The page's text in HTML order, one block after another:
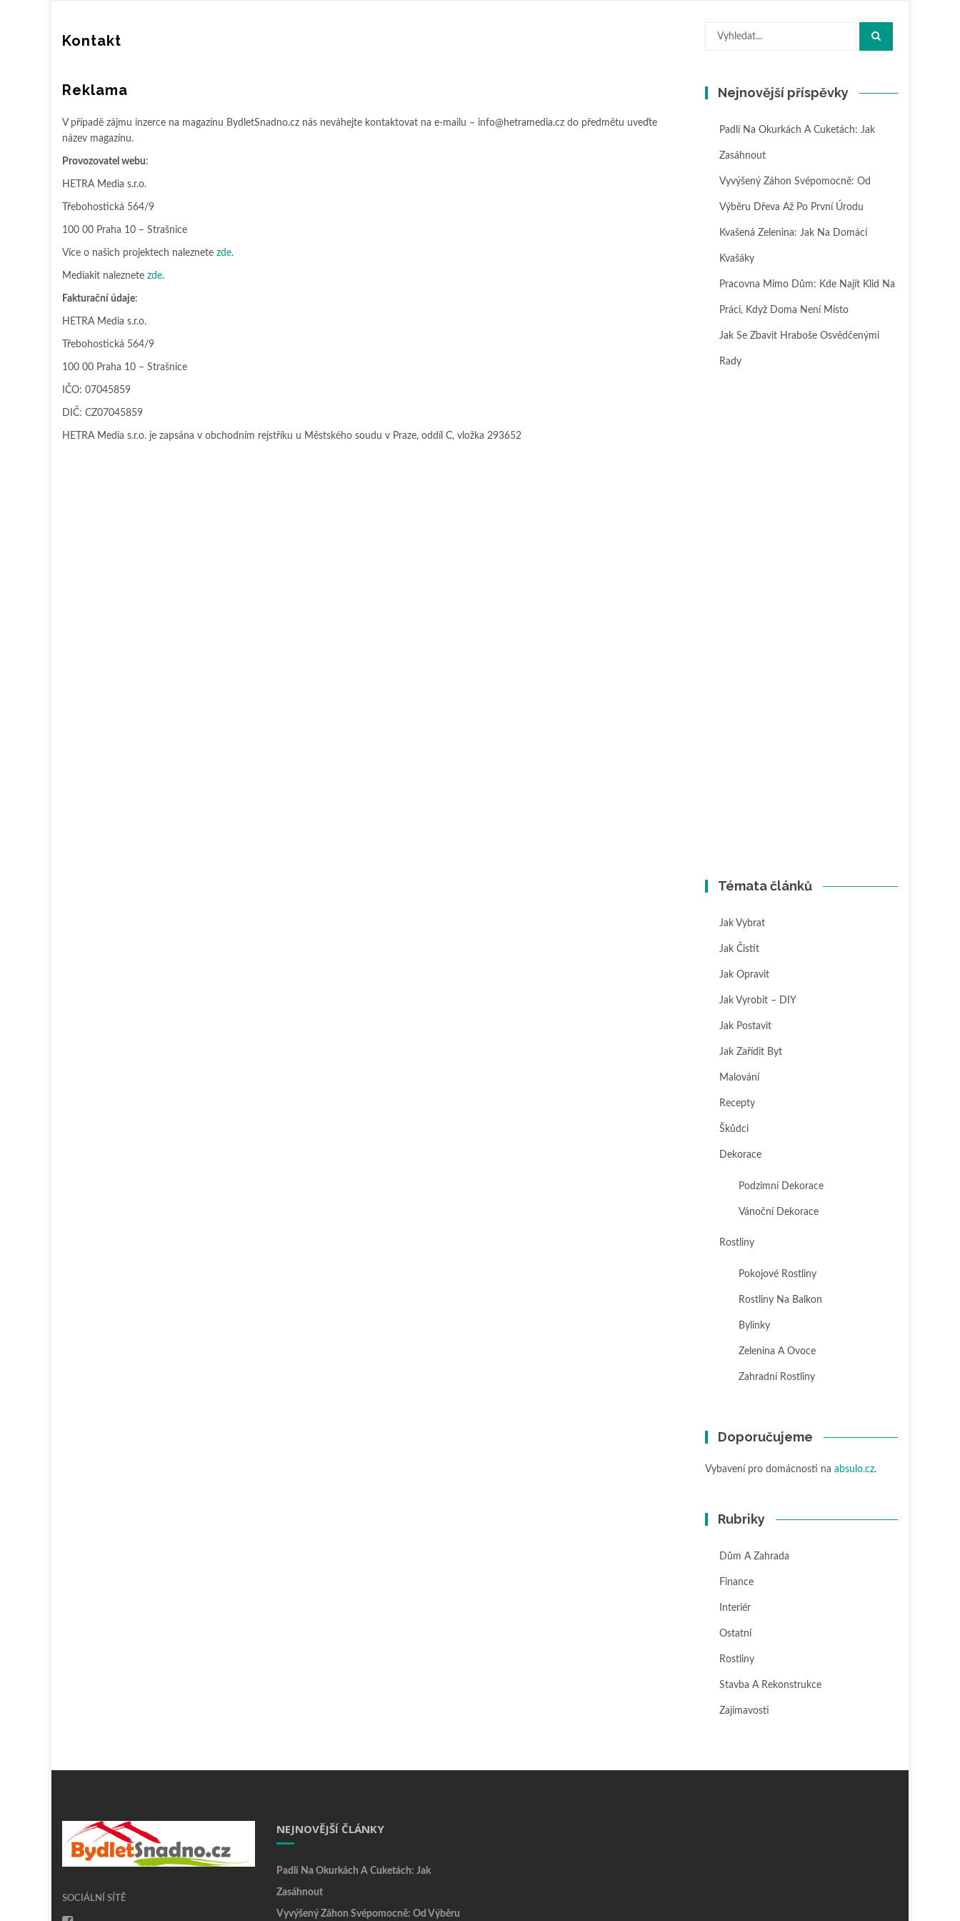
Kontakt
Reklama
V případě zájmu inzerce na magazínu BydletSnadno.cz nás neváhejte kontaktovat na e-mailu – info@hetramedia.cz do předmětu uveďte
název magazínu.
Provozovatel webu:
HETRA Media s.r.o.
Třebohostická 564/9
100 00 Praha 10 – Strašnice
Více o našich projektech naleznete zde.
Mediakit naleznete zde.
Fakturační údaje:
HETRA Media s.r.o.
Třebohostická 564/9
100 00 Praha 10 – Strašnice
IČO: 07045859
DIČ: CZ07045859
HETRA Media s.r.o. je zapsána v obchodním rejstříku u Městského soudu v Praze, oddíl C, vložka 293652
Hledat:
Nejnovější příspěvky
Padlí Na Okurkách A Cuketách: Jak
Zasáhnout
Vyvýšený Záhon Svépomocně: Od
Výběru Dřeva Až Po První Úrodu
Kvašená Zelenina: Jak Na Domácí
Kvašáky
Pracovna Mimo Dům: Kde Najít Klid Na
Práci, Když Doma Není Místo
Jak Se Zbavit Hraboše Osvědčenými
Rady
Témata článků
Jak Vybrat
Jak Čistit
Jak Opravit
Jak Vyrobit – DIY
Jak Postavit
Jak Zařídit Byt
Malování
Recepty
Škůdci
Dekorace
Podzimní Dekorace
Vánoční Dekorace
Rostliny
Pokojové Rostliny
Rostliny Na Balkon
Bylinky
Zelenina A Ovoce
Zahradní Rostliny
Doporučujeme
Vybavení pro domácnosti na absulo.cz.
Rubriky
Dům A Zahrada
Finance
Interiér
Ostatní
Rostliny
Stavba A Rekonstrukce
Zajímavosti
SOCIÁLNÍ SÍTĚ
NEJNOVĚJŠÍ ČLÁNKY
Padlí Na Okurkách A Cuketách: Jak
Zasáhnout
Vyvýšený Záhon Svépomocně: Od Výběru